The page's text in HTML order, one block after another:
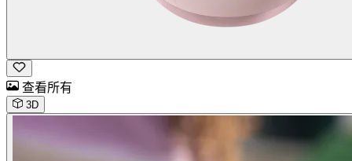
查看所有
3D